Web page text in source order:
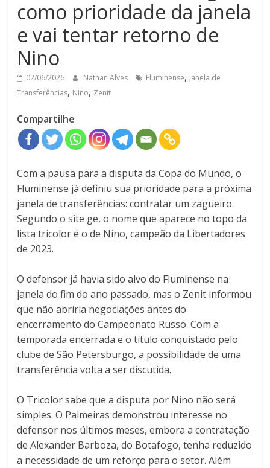
como prioridade da janela
e vai tentar retorno de
Nino
02/06/2026 Nathan Alves Fluminense, Janela de
Transferências, Nino, Zenit
Compartilhe
Com a pausa para a disputa da Copa do Mundo, o
Fluminense já definiu sua prioridade para a próxima
janela de transferências: contratar um zagueiro.
Segundo o site ge, o nome que aparece no topo da
lista tricolor é o de Nino, campeão da Libertadores
de 2023.
O defensor já havia sido alvo do Fluminense na
janela do fim do ano passado, mas o Zenit informou
que não abriria negociações antes do
encerramento do Campeonato Russo. Com a
temporada encerrada e o título conquistado pelo
clube de São Petersburgo, a possibilidade de uma
transferência volta a ser discutida.
O Tricolor sabe que a disputa por Nino não será
simples. O Palmeiras demonstrou interesse no
defensor nos últimos meses, embora a contratação
de Alexander Barboza, do Botafogo, tenha reduzido
a necessidade de um reforço para o setor. Além